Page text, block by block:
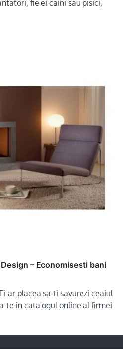
fie ei caini sau pisici,
– Economisesti bani
ar placea sa-ti savurezi ceaiul
te in catalogul online al firmei